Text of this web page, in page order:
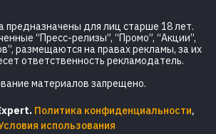
предназначены для лиц старше 18 лет.
“Пресс-релизы”, “Промо”, “Акции”,
размещаются на правах рекламы, за их
ответственность рекламодатель.
материалов запрещено.
Политика конфиденциальности,
использования